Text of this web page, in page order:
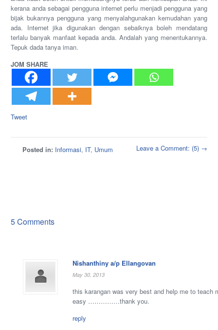
kerana anda sebagai pengguna internet perlu menjadi pengguna yang
bijak bukannya pengguna yang menyalahgunakan kemudahan yang
ada. Internet jika digunakan dengan sebaiknya boleh mendatang
terlalu banyak manfaat kepada anda. Andalah yang menentukannya.
Tepuk dada tanya iman.
JOM SHARE
Tweet
Posted in: Informasi, IT, Umum Leave a Comment: (5) →
5 Comments
Nishanthiny a/p Ellangovan
May 30, 2013
this karangan was very best and help me to teach
easy ……………thank you.
reply